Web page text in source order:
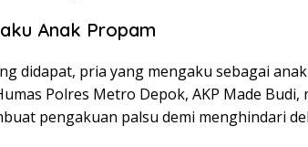
Anak Propam
didapat, pria yang mengaku sebagai
Polres Metro Depok, AKP Made Budi,
pengakuan palsu demi menghindari